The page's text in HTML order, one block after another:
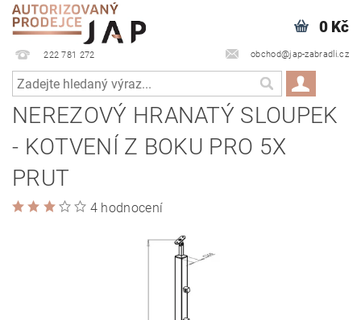
222 781 272 obchod@jap-zabradli.cz
0 Kč
NEREZOVÝ HRANATÝ SLOUPEK
- KOTVENÍ Z BOKU PRO 5X
PRUT
4 hodnocení